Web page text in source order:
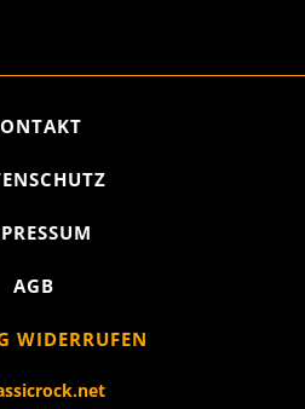
AGB
WIDERRUFEN